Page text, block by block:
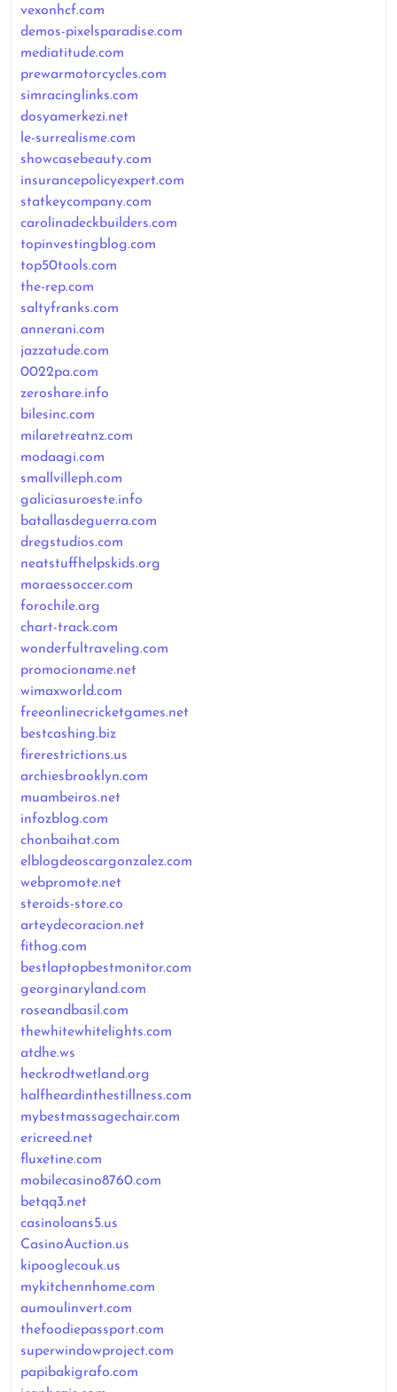
vexonhcf.com
demos-pixelsparadise.com
mediatitude.com
prewarmotorcycles.com
simracinglinks.com
dosyamerkezi.net
le-surrealisme.com
showcasebeauty.com
insurancepolicyexpert.com
statkeycompany.com
carolinadeckbuilders.com
topinvestingblog.com
top50tools.com
the-rep.com
saltyfranks.com
annerani.com
jazzatude.com
0022pa.com
zeroshare.info
bilesinc.com
milaretreatnz.com
modaagi.com
smallvilleph.com
galiciasuroeste.info
batallasdeguerra.com
dregstudios.com
neatstuffhelpskids.org
moraessoccer.com
forochile.org
chart-track.com
wonderfultraveling.com
promocioname.net
wimaxworld.com
freeonlinecricketgames.net
bestcashing.biz
firerestrictions.us
archiesbrooklyn.com
muambeiros.net
infozblog.com
chonbaihat.com
elblogdeoscargonzalez.com
webpromote.net
steroids-store.co
arteydecoracion.net
fithog.com
bestlaptopbestmonitor.com
georginaryland.com
roseandbasil.com
thewhitewhitelights.com
atdhe.ws
heckrodtwetland.org
halfheardinthestillness.com
mybestmassagechair.com
ericreed.net
fluxetine.com
mobilecasino8760.com
betqq3.net
casinoloans5.us
CasinoAuction.us
kipooglecouk.us
mykitchennhome.com
aumoulinvert.com
thefoodiepassport.com
superwindowproject.com
papibakigrafo.com